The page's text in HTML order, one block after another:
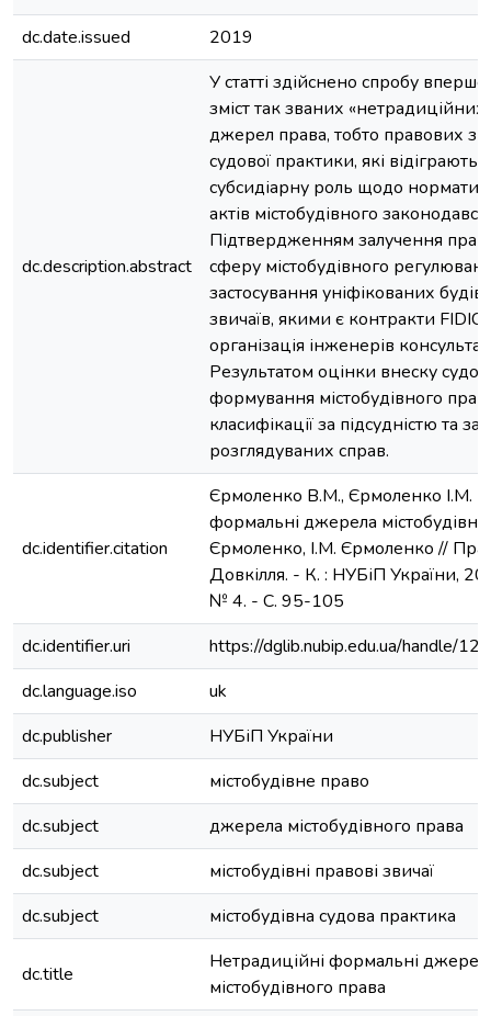
dc.date.issued
2019
dc.description.abstract
У статті здійснено спробу
зміст так званих
джерел права, тобто правових
судової практики, які відіграють
субсидіарну роль щодо
актів містобудівного
Підтвердженням залучення
сферу містобудівного
застосування уніфікованих
звичаїв, якими є контракти
організація інженерів
Результатом оцінки внеску
формування містобудівного
класифікації за підсудністю та за
розглядуваних справ.
dc.identifier.citation
Єрмоленко В.М., Єрмоленко І.М.
формальні джерела
Єрмоленко, І.М. Єрмоленко //
Довкілля. - К. : НУБіП України,
№ 4. - С. 95-105
dc.identifier.uri
https://dglib.nubip.edu.ua/handle/
dc.language.iso
uk
dc.publisher
НУБіП України
dc.subject
містобудівне право
dc.subject
джерела містобудівного права
dc.subject
містобудівні правові звичаї
dc.subject
містобудівна судова практика
dc.title
Нетрадиційні формальні
містобудівного права